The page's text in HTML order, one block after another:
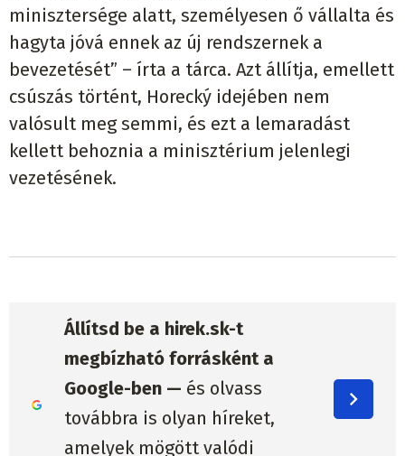
minisztersége alatt, személyesen ő vállalta és
hagyta jóvá ennek az új rendszernek a
bevezetését” – írta a tárca. Azt állítja, emellett
csúszás történt, Horecký idejében nem
valósult meg semmi, és ezt a lemaradást
kellett behoznia a minisztérium jelenlegi
vezetésének.
Állítsd be a hirek.sk-t
megbízható forrásként a
Google-ben — és olvass
továbbra is olyan híreket,
amelyek mögött valódi